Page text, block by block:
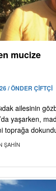
mucize
/ ÖNDER ÇİFTÇİ
ailesinin
yaşarken,
toprağa
ŞAHİN